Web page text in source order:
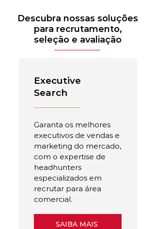
Descubra nossas soluções
para recrutamento,
seleção e avaliação
Executive
Search
Garanta os melhores
executivos de vendas e
marketing do mercado,
com o expertise de
headhunters
especializados em
recrutar para área
comercial.
SAIBA MAIS